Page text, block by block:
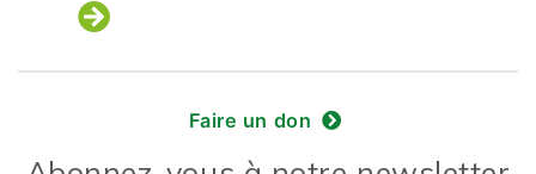
Faire un don